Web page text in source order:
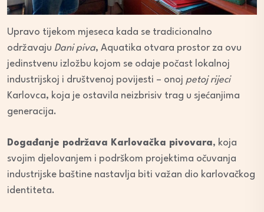
Upravo tijekom mjeseca kada se tradicionalno
održavaju Dani piva, Aquatika otvara prostor za ovu
jedinstvenu izložbu kojom se odaje počast lokalnoj
industrijskoj i društvenoj povijesti – onoj petoj rijeci
Karlovca, koja je ostavila neizbrisiv trag u sjećanjima
generacija.
Događanje podržava Karlovačka pivovara, koja
svojim djelovanjem i podrškom projektima očuvanja
industrijske baštine nastavlja biti važan dio karlovačkog
identiteta.